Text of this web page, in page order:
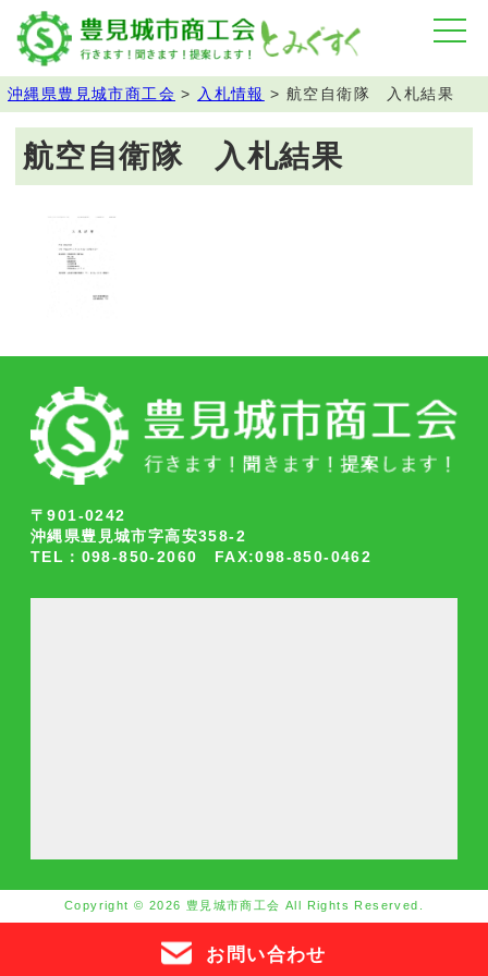
沖縄県豊見城市商工会 > 入札情報 >航空自衛隊 入札結果
航空自衛隊 入札結果
お問い合わせ
〒901-0242
沖縄県豊見城市字高安358-2
TEL：098-850-2060 FAX:098-850-0462
Copyright © 2026 豊見城市商工会 All Rights Reserved.